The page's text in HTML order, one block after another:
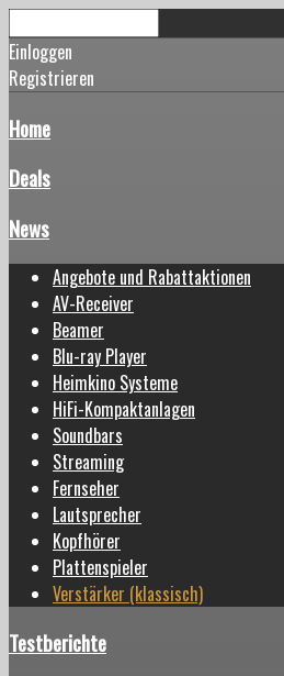
Einloggen
Registrieren
Home
Deals
News
Angebote und Rabattaktionen
AV-Receiver
Beamer
Blu-ray Player
Heimkino Systeme
HiFi-Kompaktanlagen
Soundbars
Streaming
Fernseher
Lautsprecher
Kopfhörer
Plattenspieler
Verstärker (klassisch)
Testberichte